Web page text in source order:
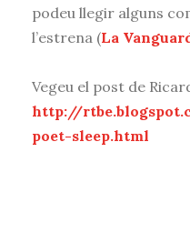
podeu llegir alguns
l’estrena (La
Vegeu el post de
http://
poet-sleep.html